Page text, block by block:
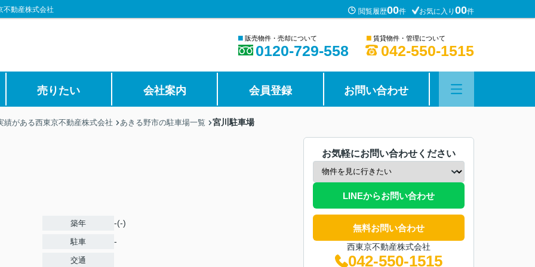
不動産株式会社 閲覧履歴00件 お気に入り 00件
■ 販売物件・売却について
0120-729-558
■ 賃貸物件・管理について
042-550-1515
売りたい 会社案内 会員登録 お問い合わせ
績がある西東京不動産株式会社 あきる野市の駐車場一覧 宮川駐車場
築年 -(-)
駐車 -
交通
お気軽にお問い合わせください
LINEからお問い合わせ
無料お問い合わせ
西東京不動産株式会社
042-550-1515